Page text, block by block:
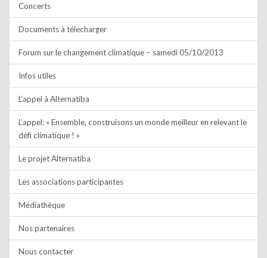
Concerts
Documents à télecharger
Forum sur le changement climatique – samedi 05/10/2013
Infos utiles
L’appel à Alternatiba
L’appel: « Ensemble, construisons un monde meilleur en relevant le
défi climatique ! »
Le projet Alternatiba
Les associations participantes
Médiathèque
Nos partenaires
Nous contacter